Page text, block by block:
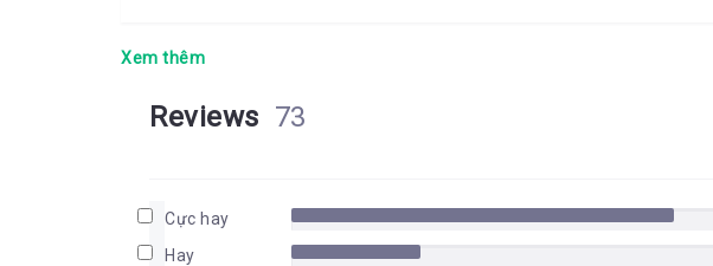
Xem thêm
Reviews 73
Cực hay
Hay